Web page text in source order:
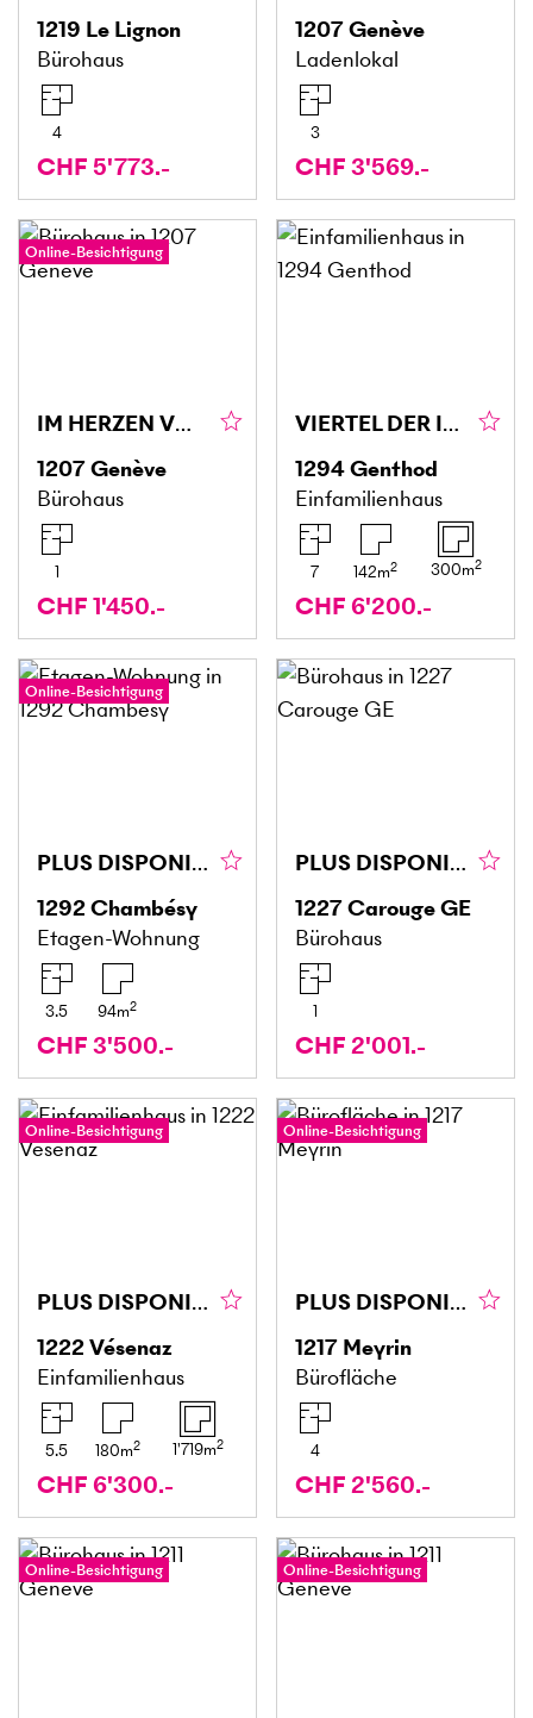
1219 Le Lignon
Bürohaus
4
CHF 5'773.-
1207Genève
Ladenlokal
3
CHF 3'569.-
Online-Besichtigung
IM HERZEN VON EAUX-VIVES KOMPLETT RENOVIERT
1207Genève
Bürohaus
1
CHF 1'450.-
VIERTEL DER INTERNATIONALEN ORGANISATIONEN VILLA EST
1294Genthod
Einfamilienhaus
7 142m2 300m2
CHF 6'200.-
Online-Besichtigung
PLUS DISPONIBLE
1292Chambésy
Etagen-Wohnung
3.5 94m2
CHF 3'500.-
PLUS DISPONIBLE
1227Carouge GE
Bürohaus
1
CHF 2'001.-
Online-Besichtigung
PLUS DISPONIBLE
1222Vésenaz
Einfamilienhaus
5.5 180m2 1'719m2
CHF 6'300.-
Online-Besichtigung
PLUS DISPONIBLE
1217 Meyrin
Bürofläche
4
CHF 2'560.-
Online-Besichtigung Online-Besichtigung